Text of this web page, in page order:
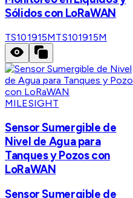
Sólidos con LoRaWAN
TS101915MTS101915M
MILESIGHT
Sensor Sumergible de
Nivel de Agua para
Tanques y Pozos con
LoRaWAN
Sensor Sumergible de